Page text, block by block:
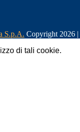
Copyright 2026 |
di tali cookie.